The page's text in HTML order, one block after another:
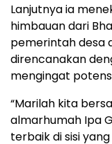
Lanjutnya ia
himbauan dari
pemerintah desa
direncanakan
mengingat
“Marilah kita
almarhumah Ipa
terbaik di sisi